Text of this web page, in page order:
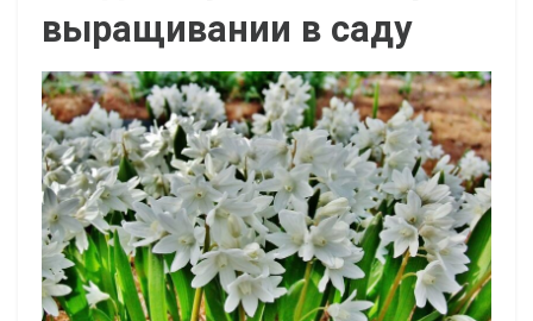
выращивании в саду